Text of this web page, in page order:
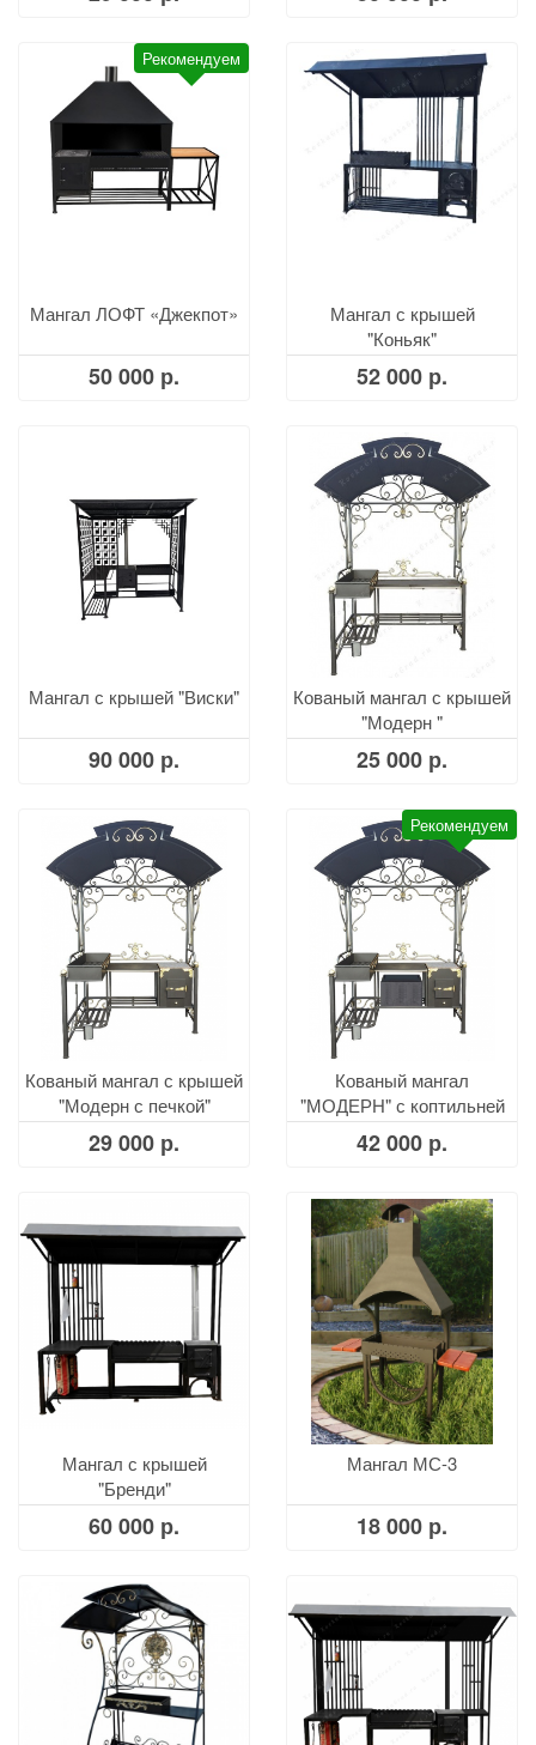
Рекомендуем
Мангал ЛОФТ «Джекпот»
50 000 р.
Мангал с крышей
"Коньяк"
52 000 р.
Мангал с крышей "Виски"
90 000 р.
Кованый мангал с крышей
"Модерн "
25 000 р.
Кованый мангал с крышей
"Модерн с печкой"
29 000 р.
Рекомендуем
Кованый мангал
"МОДЕРН" с коптильней
из нержавейки
42 000 р.
Мангал с крышей
"Бренди"
60 000 р.
Мангал МС-3
18 000 р.